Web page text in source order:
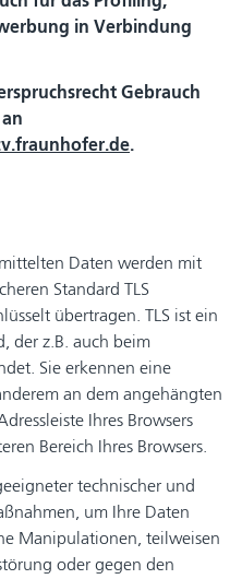
in Verbindung
Gebrauch
.
Daten werden mit
Standard TLS
übertragen. TLS ist ein
der z.B. auch beim
Sie erkennen eine
an dem angehängten
Ihres Browsers
Bereich Ihres Browsers.
technischer und
um Ihre Daten
Manipulationen, teilweisen
oder gegen den